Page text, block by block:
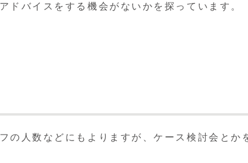
ドバイスをする機会がないかを探っています。
の人数などにもよりますが、ケース検討会とか